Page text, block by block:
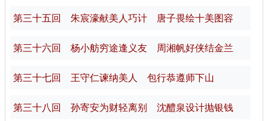
第三十五回 朱宸濠献美人巧计 唐子畏绘十美图容
第三十六回 杨小舫穷途逢义友 周湘帆好侠结金兰
第三十七回 王守仁谏纳美人 包行恭遵师下山
第三十八回 孙寄安为财轻离别 沈醴泉设计抛银钱